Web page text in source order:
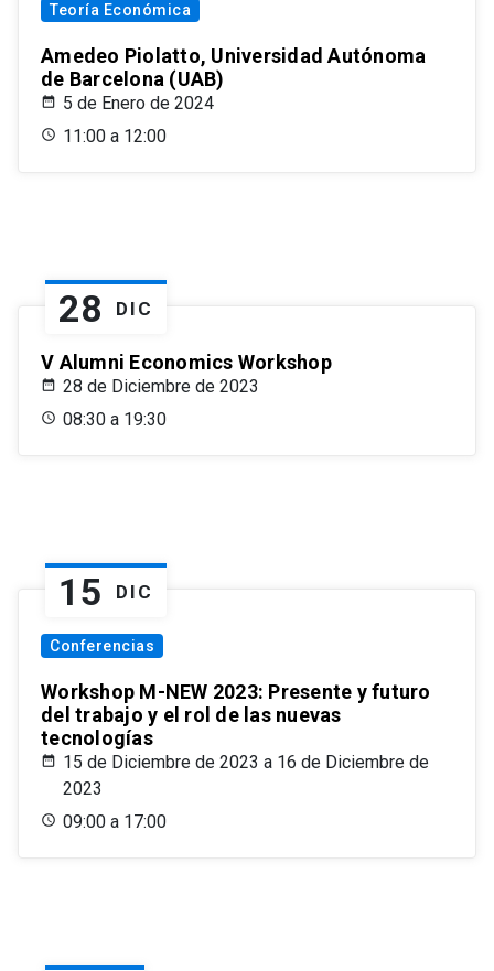
Teoría Económica
Amedeo Piolatto, Universidad Autónoma
de Barcelona (UAB)
5 de Enero de 2024
11:00 a 12:00
28 DIC
V Alumni Economics Workshop
28 de Diciembre de 2023
08:30 a 19:30
15 DIC
Conferencias
Workshop M-NEW 2023: Presente y futuro
del trabajo y el rol de las nuevas
tecnologías
15 de Diciembre de 2023 a 16 de Diciembre de
2023
09:00 a 17:00